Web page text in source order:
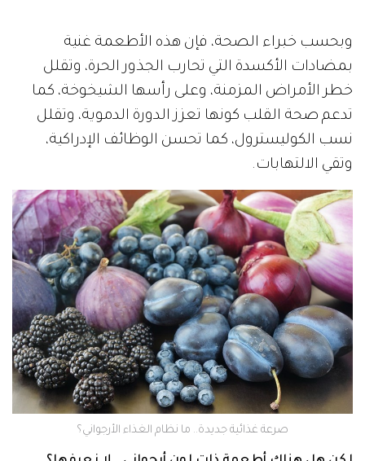
وبحسب خبراء الصحة، فإن هذه الأطعمة غنية
بمضادات الأكسدة التي تحارب الجذور الحرة، وتقلل
خطر الأمراض المزمنة، وعلى رأسها الشيخوخة، كما
تدعم صحة القلب كونها تعزز الدورة الدموية، وتقلل
نسب الكوليسترول، كما تحسن الوظائف الإدراكية،
وتقي الالتهابات.
صرعة غذائية جديدة.. ما نظام الغذاء الأرجواني؟